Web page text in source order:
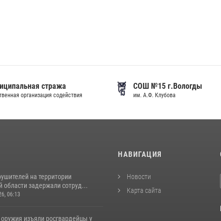
стража
организация содействия
СОШ №15 г.Вологды
им. А.Ф. Клубова
на территории
области задержали сотруд...
06:13
изъяли росгвардейцы у
НАВИГАЦИЯ
Новости
Карта сайта